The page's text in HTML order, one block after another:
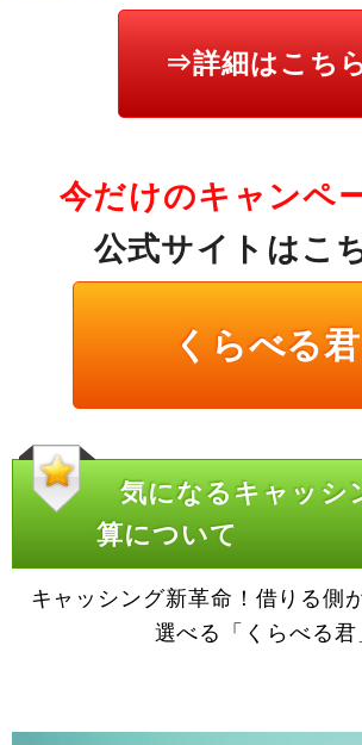
⇒詳細はこち
今だけのキャンペ
公式サイトはこ
くらべる君
気になるキャッシ
算について
キャッシング新革命！借りる側
選べる「くらべる君